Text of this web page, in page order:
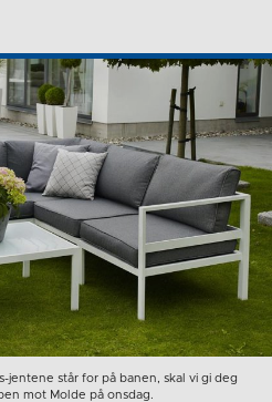
jentene står for på banen, skal vi gi deg
mot Molde på onsdag.